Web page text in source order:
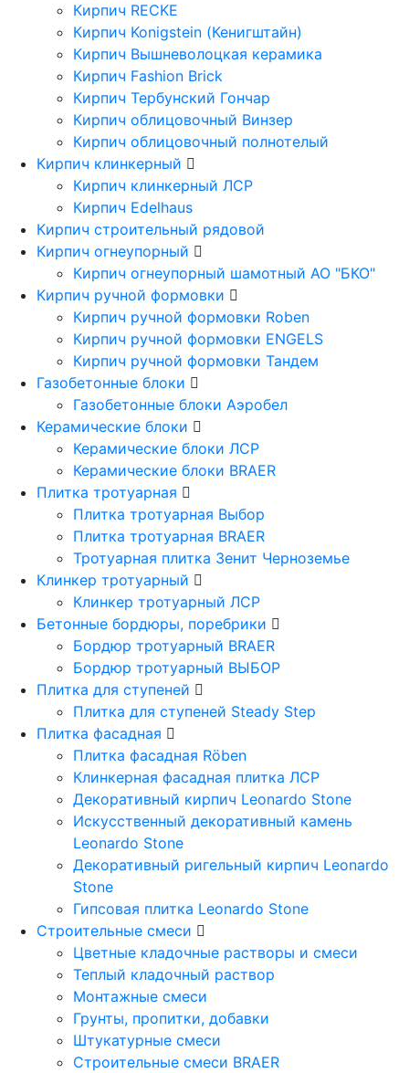
Кирпич RECKE
Кирпич Konigstein (Кенигштайн)
Кирпич Вышневолоцкая керамика
Кирпич Fashion Brick
Кирпич Тербунский Гончар
Кирпич облицовочный Винзер
Кирпич облицовочный полнотелый
Кирпич клинкерный
Кирпич клинкерный ЛСР
Кирпич Edelhaus
Кирпич строительный рядовой
Кирпич огнеупорный
Кирпич огнеупорный шамотный АО "БКО"
Кирпич ручной формовки
Кирпич ручной формовки Roben
Кирпич ручной формовки ENGELS
Кирпич ручной формовки Тандем
Газобетонные блоки
Газобетонные блоки Аэробел
Керамические блоки
Керамические блоки ЛСР
Керамические блоки BRAER
Плитка тротуарная
Плитка тротуарная Выбор
Плитка тротуарная BRAER
Тротуарная плитка Зенит Черноземье
Клинкер тротуарный
Клинкер тротуарный ЛСР
Бетонные бордюры, поребрики
Бордюр тротуарный BRAER
Бордюр тротуарный ВЫБОР
Плитка для ступеней
Плитка для ступеней Steady Step
Плитка фасадная
Плитка фасадная Röben
Клинкерная фасадная плитка ЛСР
Декоративный кирпич Leonardo Stone
Искусственный декоративный камень
Leonardo Stone
Декоративный ригельный кирпич Leonardo
Stone
Гипсовая плитка Leonardo Stone
Строительные смеси
Цветные кладочные растворы и смеси
Теплый кладочный раствор
Монтажные смеси
Грунты, пропитки, добавки
Штукатурные смеси
Строительные смеси BRAER